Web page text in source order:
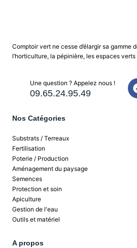
Comptoir vert ne cesse d’élargir sa gamme
l’horticulture, la pépinière, les espaces verts
Une question ? Appelez nous !
09.65.24.95.49
Nos Catégories
Substrats / Terreaux
Fertilisation
Poterie / Production
Aménagement du paysage
Semences
Protection et soin
Apiculture
Gestion de l'eau
Outils et matériel
A propos